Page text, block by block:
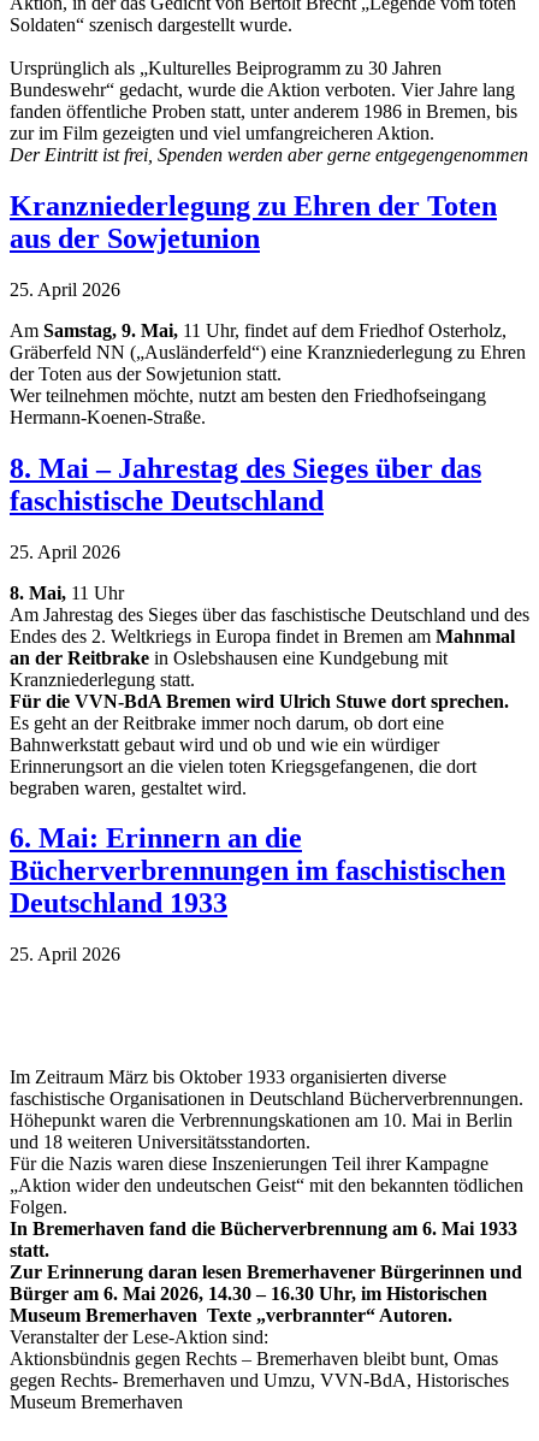
Soldaten“ szenisch dargestellt wurde.
Ursprünglich als „Kulturelles Beiprogramm zu 30 Jahren
Bundeswehr“ gedacht, wurde die Aktion verboten. Vier Jahre lang
fanden öffentliche Proben statt, unter anderem 1986 in Bremen, bis
zur im Film gezeigten und viel umfangreicheren Aktion.
Der Eintritt ist frei, Spenden werden aber gerne entgegengenommen
Kranzniederlegung zu Ehren der Toten
aus der Sowjetunion
25. April 2026
Am Samstag, 9. Mai, 11 Uhr, findet auf dem Friedhof Osterholz,
Gräberfeld NN („Ausländerfeld“) eine Kranzniederlegung zu Ehren
der Toten aus der Sowjetunion statt.
Wer teilnehmen möchte, nutzt am besten den Friedhofseingang
Hermann-Koenen-Straße.
8. Mai – Jahrestag des Sieges über das
faschistische Deutschland
25. April 2026
8. Mai, 11 Uhr
Am Jahrestag des Sieges über das faschistische Deutschland und des
Endes des 2. Weltkriegs in Europa findet in Bremen am Mahnmal
an der Reitbrake in Oslebshausen eine Kundgebung mit
Kranzniederlegung statt.
Für die VVN-BdA Bremen wird Ulrich Stuwe dort sprechen.
Es geht an der Reitbrake immer noch darum, ob dort eine
Bahnwerkstatt gebaut wird und ob und wie ein würdiger
Erinnerungsort an die vielen toten Kriegsgefangenen, die dort
begraben waren, gestaltet wird.
6. Mai: Erinnern an die
Bücherverbrennungen im faschistischen
Deutschland 1933
25. April 2026
Im Zeitraum März bis Oktober 1933 organisierten diverse
faschistische Organisationen in Deutschland Bücherverbrennungen.
Höhepunkt waren die Verbrennungskationen am 10. Mai in Berlin
und 18 weiteren Universitätsstandorten.
Für die Nazis waren diese Inszenierungen Teil ihrer Kampagne
„Aktion wider den undeutschen Geist“ mit den bekannten tödlichen
Folgen.
In Bremerhaven fand die Bücherverbrennung am 6. Mai 1933
statt.
Zur Erinnerung daran lesen Bremerhavener Bürgerinnen und
Bürger am 6. Mai 2026, 14.30 – 16.30 Uhr, im Historischen
Museum Bremerhaven Texte „verbrannter“ Autoren.
Veranstalter der Lese-Aktion sind:
Aktionsbündnis gegen Rechts – Bremerhaven bleibt bunt, Omas
gegen Rechts- Bremerhaven und Umzu, VVN-BdA, Historisches
Museum Bremerhaven